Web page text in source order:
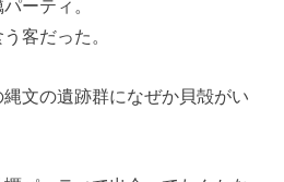
ーティ。
客だった。
文の遺跡群になぜか貝殻がい